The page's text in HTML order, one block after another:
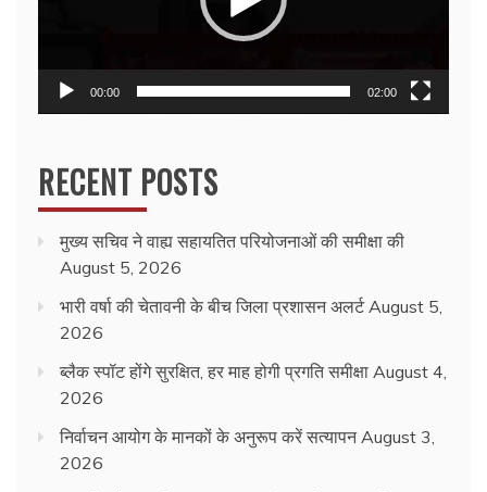
00:00 02:00
RECENT POSTS
मुख्य सचिव ने वाह्य सहायतित परियोजनाओं की समीक्षा की
August 5, 2026
भारी वर्षा की चेतावनी के बीच जिला प्रशासन अलर्ट August 5,
2026
ब्लैक स्पॉट होंगे सुरक्षित, हर माह होगी प्रगति समीक्षा August 4,
2026
निर्वाचन आयोग के मानकों के अनुरूप करें सत्यापन August 3,
2026